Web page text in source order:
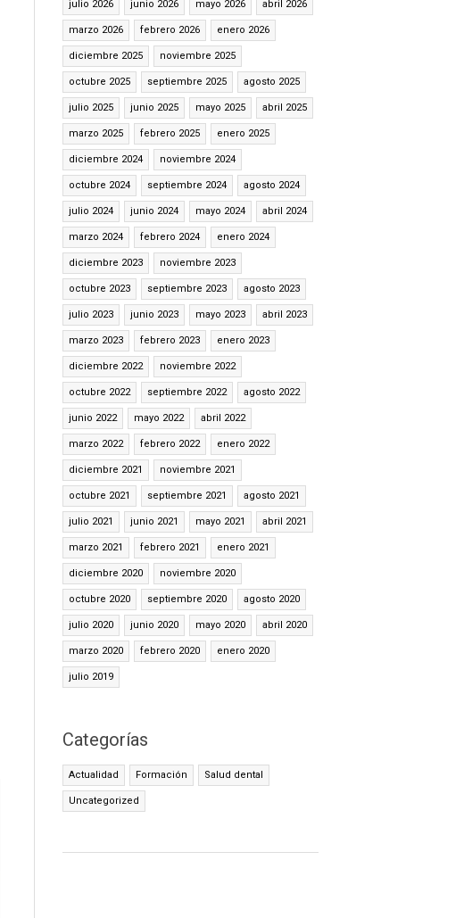
julio 2026 junio 2026 mayo 2026 abril 2026
marzo 2026 febrero 2026 enero 2026
diciembre 2025 noviembre 2025
octubre 2025 septiembre 2025 agosto 2025
julio 2025 junio 2025 mayo 2025 abril 2025
marzo 2025 febrero 2025 enero 2025
diciembre 2024 noviembre 2024
octubre 2024 septiembre 2024 agosto 2024
julio 2024 junio 2024 mayo 2024 abril 2024
marzo 2024 febrero 2024 enero 2024
diciembre 2023 noviembre 2023
octubre 2023 septiembre 2023 agosto 2023
julio 2023 junio 2023 mayo 2023 abril 2023
marzo 2023 febrero 2023 enero 2023
diciembre 2022 noviembre 2022
octubre 2022 septiembre 2022 agosto 2022
junio 2022 mayo 2022 abril 2022
marzo 2022 febrero 2022 enero 2022
diciembre 2021 noviembre 2021
octubre 2021 septiembre 2021 agosto 2021
julio 2021 junio 2021 mayo 2021 abril 2021
marzo 2021 febrero 2021 enero 2021
diciembre 2020 noviembre 2020
octubre 2020 septiembre 2020 agosto 2020
julio 2020 junio 2020 mayo 2020 abril 2020
marzo 2020 febrero 2020 enero 2020
julio 2019
Categorías
Actualidad Formación Salud dental
Uncategorized